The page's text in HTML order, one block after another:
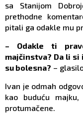
sa Stanijom
prethodne
pitali ga odakle mu
– Odakle ti
majčinstva? Da li
su bolesna? –
Ivan je odmah
kao buduću
protumačene.